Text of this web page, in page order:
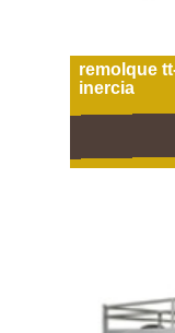
remolque
inercia